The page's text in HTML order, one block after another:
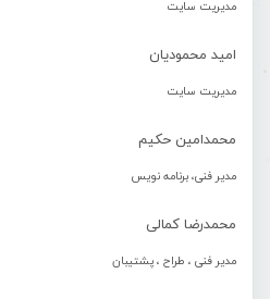
مدیریت سایت
امید محمودیان
مدیریت سایت
محمدامین حکیم
مدیر فنی، برنامه نویس
محمدرضا کمالی
مدیر فنی ، طراح ، پشتیبان